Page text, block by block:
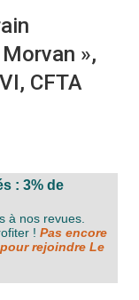
»,
CFTA
: 3% de
à nos revues.
! Pas encore
rejoindre Le